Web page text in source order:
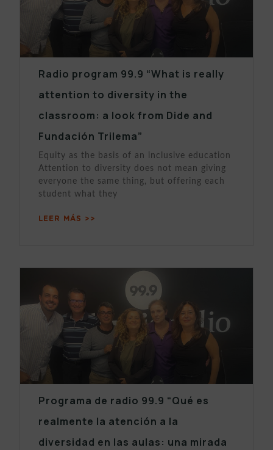
Radio program 99.9 “What is really
attention to diversity in the
classroom: a look from Dide and
Fundación Trilema”
Equity as the basis of an inclusive education
Attention to diversity does not mean giving
everyone the same thing, but offering each
student what they
LEER MÁS >>
Programa de radio 99.9 “Qué es
realmente la atención a la
diversidad en las aulas: una mirada